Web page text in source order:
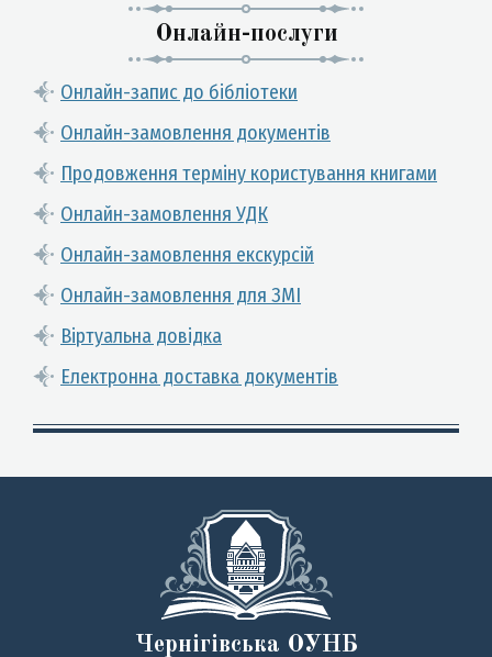
Онлайн-послуги
Онлайн-запис до бібліотеки
Онлайн-замовлення документів
Продовження терміну користування книгами
Онлайн-замовлення УДК
Онлайн-замовлення екскурсій
Онлайн-замовлення для ЗМІ
Віртуальна довідка
Електронна доставка документів
Чернігівська ОУНБ